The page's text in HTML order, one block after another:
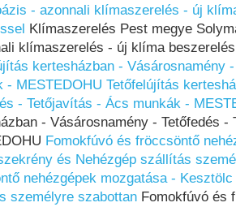
- azonnali klímaszerelés - új
Klímaszerelés Pest megye
klímaszerelés - új klíma
kertesházban - Vásárosnamény
- MESTEDOHU Tetőfelújítás
- Tetőjavítás - Ács munkák -
- Vásárosnamény - Tetőfedés
Fomokfúvó és fröccsöntő
és Nehézgép szállítás
nehézgépek mozgatása -
személyre szabottan Fomokfúvó és